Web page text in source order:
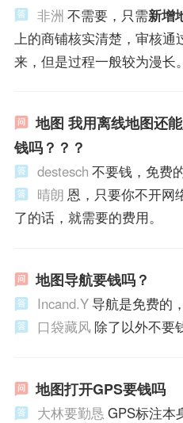
非洲 不需要，只需新增
上的商铺核实清楚，审核
来，但是过程一般较为漫长。
地图 我用离线地图还
钱吗？？？
destesch 不要钱，免费
晴朗 恩，只要你不开网
了的话，就需要的费用。
地图导航要钱吗？
Incand.Y导航是免费的
口袋藏风 除了以外不要
地图打开GPS要钱吗
大林要勤恳 GPS标注本